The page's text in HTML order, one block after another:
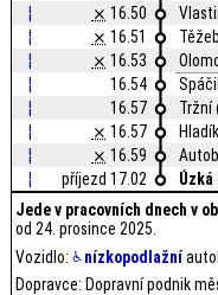
¦
⨯ 16.50
¦
⨯ 16.51
¦
⨯ 16.53
¦
16.54
¦
16.57 Tržní
¦
⨯ 16.57
¦
⨯ 16.59
¦
příjezd 17.02 Úzká
Jede v pracovních dnech v
od 24. prosince 2025.
Vozidlo: nízkopodlažní
Dopravce: Dopravní podnik